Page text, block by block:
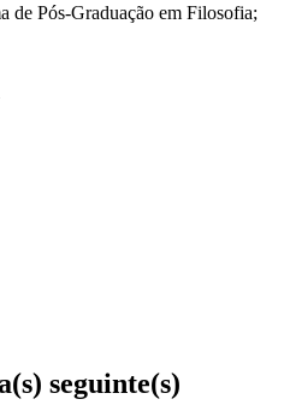
de Pós-Graduação em Filosofia;
seguinte(s)